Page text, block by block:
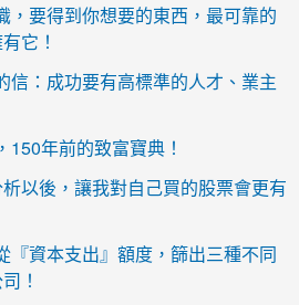
，要得到你想要的東西，最可靠的
它！
信：成功要有高標準的人才、業主
年前的致富寶典！
以後，讓我對自己買的股票會更有
『資本支出』額度，篩出三種不同
！